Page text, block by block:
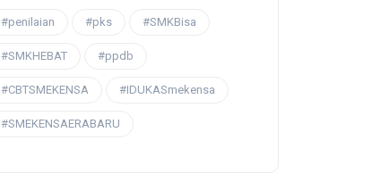
#penilaian #pks #SMKBisa
#SMKHEBAT #ppdb
#CBTSMEKENSA #IDUKASmekensa
#SMEKENSAERABARU